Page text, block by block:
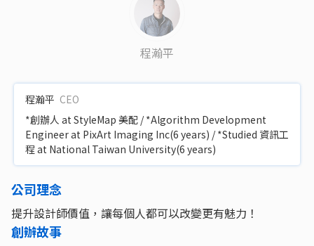
程瀚平
程瀚平 CEO
*創辦人 at StyleMap 美配 / *Algorithm Development
Engineer at PixArt Imaging Inc(6 years) / *Studied 資訊工
程 at National Taiwan University(6 years)
公司理念
提升設計師價值，讓每個人都可以改變更有魅力！
創辦故事